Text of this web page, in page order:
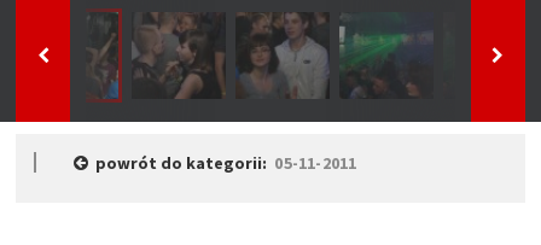
powrót do kategorii: 05-11-2011